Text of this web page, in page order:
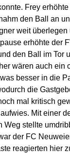
Frey
den Ball an
weit
erhöhte der
den Ball im Tor
wären auch ein
besser in die
die
mal kritisch
Mit einer
stellte
der FC
reagierten hier